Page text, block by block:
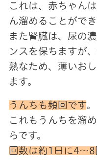
これは、赤ちゃん
ん溜めることがで
また腎臓は、尿の
ンスを保ちますが
熟なため、薄いお
ます。
うんちも頻回です。
これもうんちを溜
らです。
回数は約1日に4～